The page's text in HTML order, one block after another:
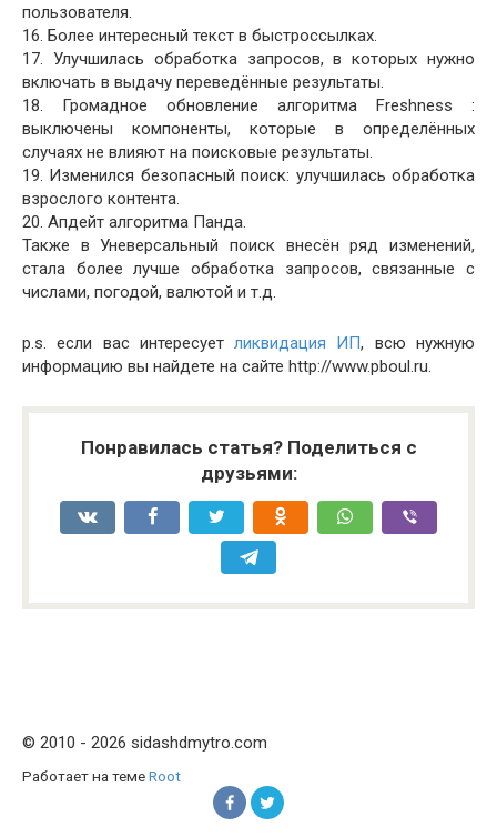
пользователя.
16. Более интересный текст в быстроссылках.
17. Улучшилась обработка запросов, в которых нужно
включать в выдачу переведённые результаты.
18. Громадное обновление алгоритма Freshness :
выключены компоненты, которые в определённых
случаях не влияют на поисковые результаты.
19. Изменился безопасный поиск: улучшилась обработка
взрослого контента.
20. Апдейт алгоритма Панда.
Также в Уневерсальный поиск внесён ряд изменений,
стала более лучше обработка запросов, связанные с
числами, погодой, валютой и т.д.
p.s. если вас интересуетликвидация ИП, всю нужную
информацию вы найдете на сайте http://www.pboul.ru.
Понравилась статья? Поделиться с
друзьями:
© 2010 - 2026 sidashdmytro.com
Работает на темеRoot